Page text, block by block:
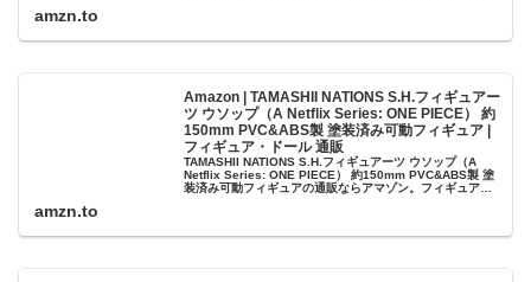
amzn.to
Amazon | TAMASHII NATIONS S.H.フィギュアー
ツ ウソップ（A Netflix Series: ONE PIECE） 約
150mm PVC&ABS製 塗装済み可動フィギュア |
フィギュア・ドール 通販
TAMASHII NATIONS S.H.フィギュアーツ ウソップ（A
Netflix Series: ONE PIECE） 約150mm PVC&ABS製 塗
装済み可動フィギュアの通販ならアマゾン。フィギュア・
amzn.to